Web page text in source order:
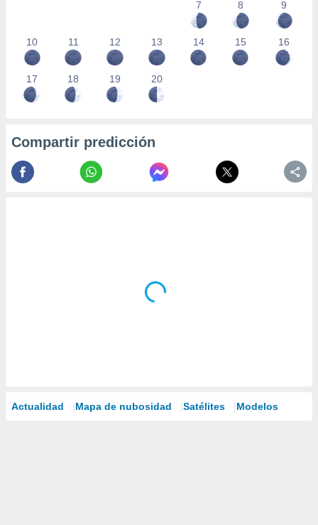
7
8 9
10 11 12 13 14 15 16
17 18 19 20
Compartir predicción
Actualidad Mapa de nubosidad Satélites Modelos